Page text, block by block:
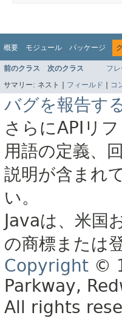
概要 モジュール パッケージ
前のクラス 次のクラス フ
サマリー: ネスト | フィールド | コ
バグを報告す
さらにAPIリ
用語の定義、
説明が含まれ
い。
Javaは、米国
の商標または
Copyright ©
Parkway,
All rights